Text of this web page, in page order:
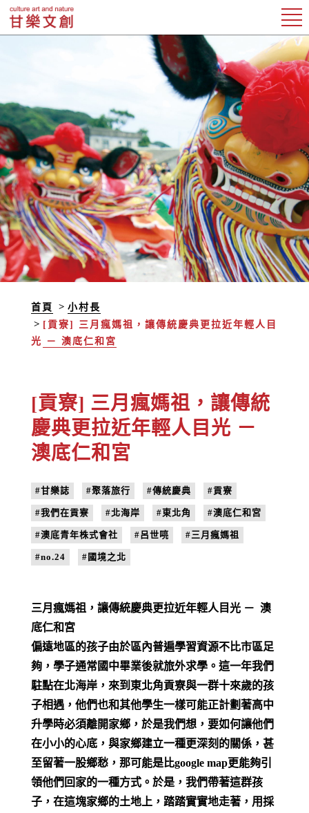
首頁
小村長
[貢寮] 三月瘋媽祖，讓傳統慶典更拉近年輕人目
光 － 澳底仁和宮
[貢寮] 三月瘋媽祖，讓傳統
慶典更拉近年輕人目光 －
澳底仁和宮
#甘樂誌 #聚落旅行 #傳統慶典 #貢寮
#我們在貢寮 #北海岸 #東北角 #澳底仁和宮
#澳底青年株式會社 #呂世喨 #三月瘋媽祖
#no.24 #國境之北
三月瘋媽祖，讓傳統慶典更拉近年輕人目光 － 澳
底仁和宮
偏遠地區的孩子由於區內普遍學習資源不比市區足
夠，學子通常國中畢業後就旅外求學。這一年我們
駐點在北海岸，來到東北角貢寮與一群十來歲的孩
子相遇，他們也和其他學生一樣可能正計劃著高中
升學時必須離開家鄉，於是我們想，要如何讓他們
在小小的心底，與家鄉建立一種更深刻的關係，甚
至留著一股鄉愁，那可能是比google map更能夠引
領他們回家的一種方式。於是，我們帶著這群孩
子，在這塊家鄉的土地上，踏踏實實地走著，用採